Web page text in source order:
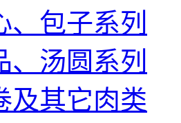
、包子系列
、汤圆系列
及其它肉类